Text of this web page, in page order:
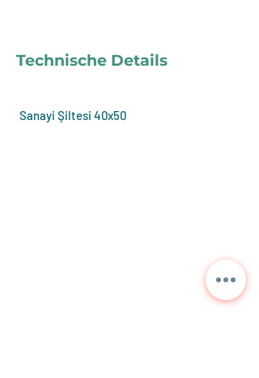
Technische Details
Sanayi Şiltesi 40x50